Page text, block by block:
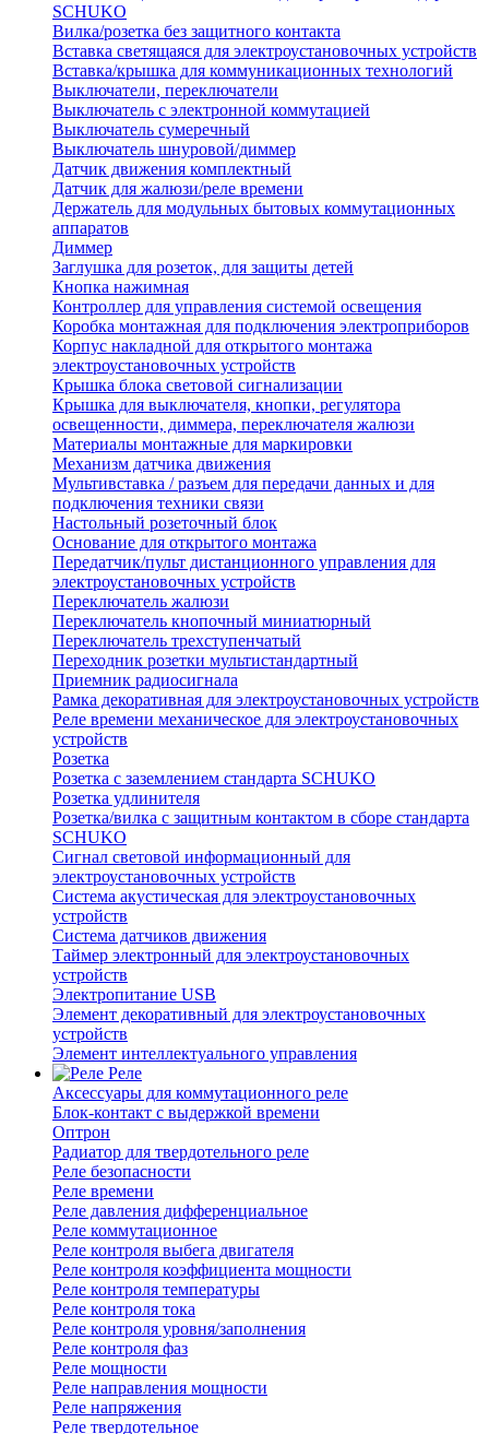
SCHUKO
Вилка/розетка без защитного контакта
Вставка светящаяся для электроустановочных устройств
Вставка/крышка для коммуникационных технологий
Выключатели, переключатели
Выключатель с электронной коммутацией
Выключатель сумеречный
Выключатель шнуровой/диммер
Датчик движения комплектный
Датчик для жалюзи/реле времени
Держатель для модульных бытовых коммутационных
аппаратов
Диммер
Заглушка для розеток, для защиты детей
Кнопка нажимная
Контроллер для управления системой освещения
Коробка монтажная для подключения электроприборов
Корпус накладной для открытого монтажа
электроустановочных устройств
Крышка блока световой сигнализации
Крышка для выключателя, кнопки, регулятора
освещенности, диммера, переключателя жалюзи
Материалы монтажные для маркировки
Механизм датчика движения
Мультивставка / разъем для передачи данных и для
подключения техники связи
Настольный розеточный блок
Основание для открытого монтажа
Передатчик/пульт дистанционного управления для
электроустановочных устройств
Переключатель жалюзи
Переключатель кнопочный миниатюрный
Переключатель трехступенчатый
Переходник розетки мультистандартный
Приемник радиосигнала
Рамка декоративная для электроустановочных устройств
Реле времени механическое для электроустановочных
устройств
Розетка
Розетка с заземлением стандарта SCHUKO
Розетка удлинителя
Розетка/вилка с защитным контактом в сборе стандарта
SCHUKO
Сигнал световой информационный для
электроустановочных устройств
Система акустическая для электроустановочных
устройств
Система датчиков движения
Таймер электронный для электроустановочных
устройств
Электропитание USB
Элемент декоративный для электроустановочных
устройств
Элемент интеллектуального управления
Реле
Аксессуары для коммутационного реле
Блок-контакт с выдержкой времени
Оптрон
Радиатор для твердотельного реле
Реле безопасности
Реле времени
Реле давления дифференциальное
Реле коммутационное
Реле контроля выбега двигателя
Реле контроля коэффициента мощности
Реле контроля температуры
Реле контроля тока
Реле контроля уровня/заполнения
Реле контроля фаз
Реле мощности
Реле направления мощности
Реле напряжения
Реле твердотельное